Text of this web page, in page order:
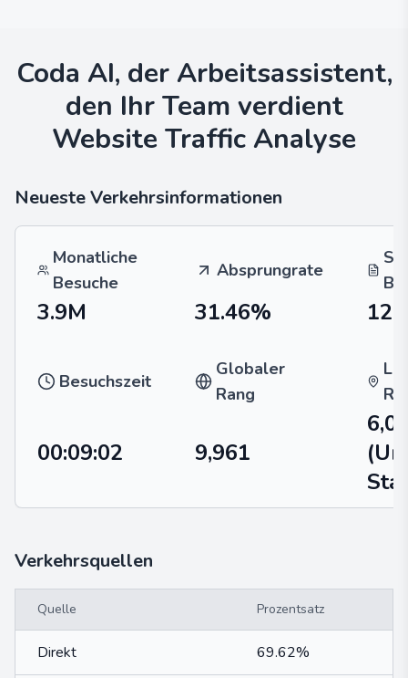
Coda AI, der Arbeitsassistent,
den Ihr Team verdient
Website Traffic Analyse
Neueste Verkehrsinformationen
Monatliche
Besuche
Absprungrate
3.9M 31.46%
Besuchszeit
Globaler
Rang
00:09:02 9,961
Verkehrsquellen
Quelle Prozentsatz
Direkt 69.62%